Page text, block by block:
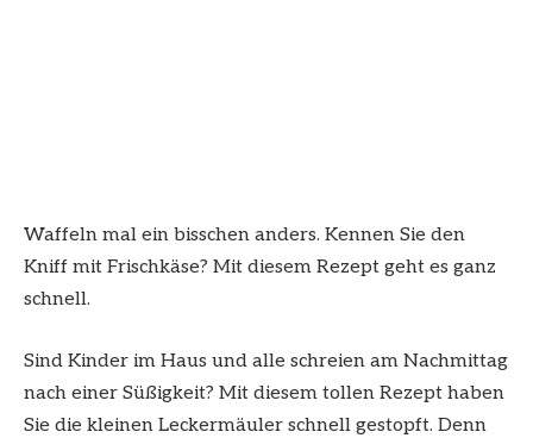
Waffeln mal ein bisschen anders. Kennen Sie den
Kniff mit Frischkäse? Mit diesem Rezept geht es ganz
schnell.
Sind Kinder im Haus und alle schreien am Nachmittag
nach einer Süßigkeit? Mit diesem tollen Rezept haben
Sie die kleinen Leckermäuler schnell gestopft. Denn